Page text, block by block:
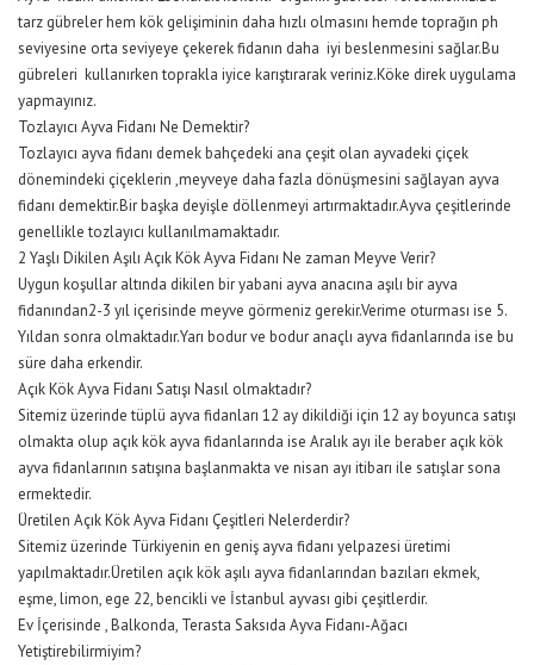
tarz gübreler hem kök gelişiminin daha hızlı olmasını hemde toprağın ph
seviyesine orta seviyeye çekerek fidanın daha iyi beslenmesini sağlar.Bu
gübreleri kullanırken toprakla iyice karıştırarak veriniz.Köke direk uygulama
yapmayınız.
Tozlayıcı Ayva Fidanı Ne Demektir?
Tozlayıcı ayva fidanı demek bahçedeki ana çeşit olan ayvadeki çiçek
dönemindeki çiçeklerin ,meyveye daha fazla dönüşmesini sağlayan ayva
fidanı demektir.Bir başka deyişle döllenmeyi artırmaktadır.Ayva çeşitlerinde
genellikle tozlayıcı kullanılmamaktadır.
2 Yaşlı Dikilen Aşılı Açık Kök Ayva Fidanı Ne zaman Meyve Verir?
Uygun koşullar altında dikilen bir yabani ayva anacına aşılı bir ayva
fidanından2-3 yıl içerisinde meyve görmeniz gerekir.Verime oturması ise 5.
Yıldan sonra olmaktadır.Yarı bodur ve bodur anaçlı ayva fidanlarında ise bu
süre daha erkendir.
Açık Kök Ayva Fidanı Satışı Nasıl olmaktadır?
Sitemiz üzerinde tüplü ayva fidanları 12 ay dikildiği için 12 ay boyunca satışı
olmakta olup açık kök ayva fidanlarında ise Aralık ayı ile beraber açık kök
ayva fidanlarının satışına başlanmakta ve nisan ayı itibarı ile satışlar sona
ermektedir.
Üretilen Açık Kök Ayva Fidanı Çeşitleri Nelerderdir?
Sitemiz üzerinde Türkiyenin en geniş ayva fidanı yelpazesi üretimi
yapılmaktadır.Üretilen açık kök aşılı ayva fidanlarından bazıları ekmek,
eşme, limon, ege 22, bencikli ve İstanbul ayvası gibi çeşitlerdir.
Ev İçerisinde , Balkonda, Terasta Saksıda Ayva Fidanı-Ağacı
Yetiştirebilirmiyim?